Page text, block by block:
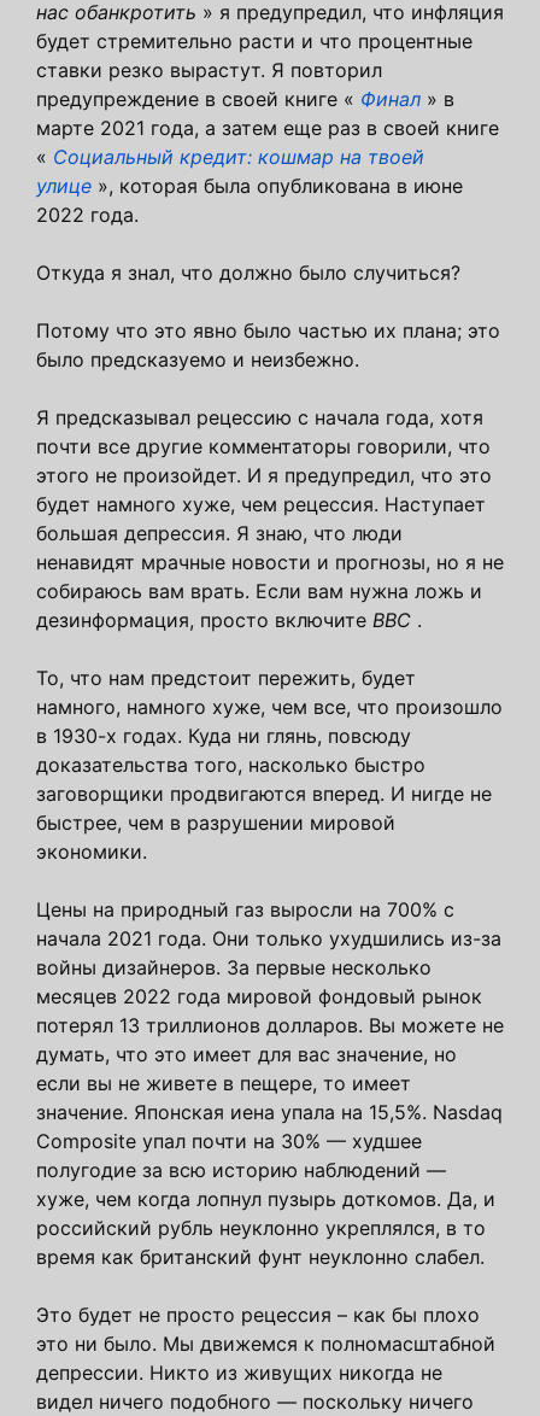
нас обанкротить » я предупредил, что инфляция
будет стремительно расти и что процентные
ставки резко вырастут. Я повторил
предупреждение в своей книге « Финал » в
марте 2021 года, а затем еще раз в своей книге
« Социальный кредит: кошмар на твоей
улице », которая была опубликована в июне
2022 года.
Откуда я знал, что должно было случиться?
Потому что это явно было частью их плана; это
было предсказуемо и неизбежно.
Я предсказывал рецессию с начала года, хотя
почти все другие комментаторы говорили, что
этого не произойдет. И я предупредил, что это
будет намного хуже, чем рецессия. Наступает
большая депрессия. Я знаю, что люди
ненавидят мрачные новости и прогнозы, но я не
собираюсь вам врать. Если вам нужна ложь и
дезинформация, просто включите BBC .
То, что нам предстоит пережить, будет
намного, намного хуже, чем все, что произошло
в 1930-х годах. Куда ни глянь, повсюду
доказательства того, насколько быстро
заговорщики продвигаются вперед. И нигде не
быстрее, чем в разрушении мировой
экономики.
Цены на природный газ выросли на 700% с
начала 2021 года. Они только ухудшились из-за
войны дизайнеров. За первые несколько
месяцев 2022 года мировой фондовый рынок
потерял 13 триллионов долларов. Вы можете не
думать, что это имеет для вас значение, но
если вы не живете в пещере, то имеет
значение. Японская иена упала на 15,5%. Nasdaq
Composite упал почти на 30% — худшее
полугодие за всю историю наблюдений —
хуже, чем когда лопнул пузырь доткомов. Да, и
российский рубль неуклонно укреплялся, в то
время как британский фунт неуклонно слабел.
Это будет не просто рецессия – как бы плохо
это ни было. Мы движемся к полномасштабной
депрессии. Никто из живущих никогда не
видел ничего подобного — поскольку ничего